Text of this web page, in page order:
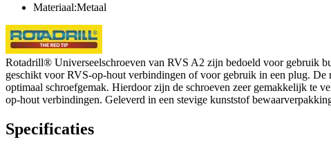
Materiaal:Metaal
Rotadrill® Universeelschroeven van RVS A2 zijn bedoeld voor gebruik
geschikt voor RVS-op-hout verbindingen of voor gebruik in een plug. De
optimaal schroefgemak. Hierdoor zijn de schroeven zeer gemakkelijk te
op-hout verbindingen. Geleverd in een stevige kunststof
Specificaties